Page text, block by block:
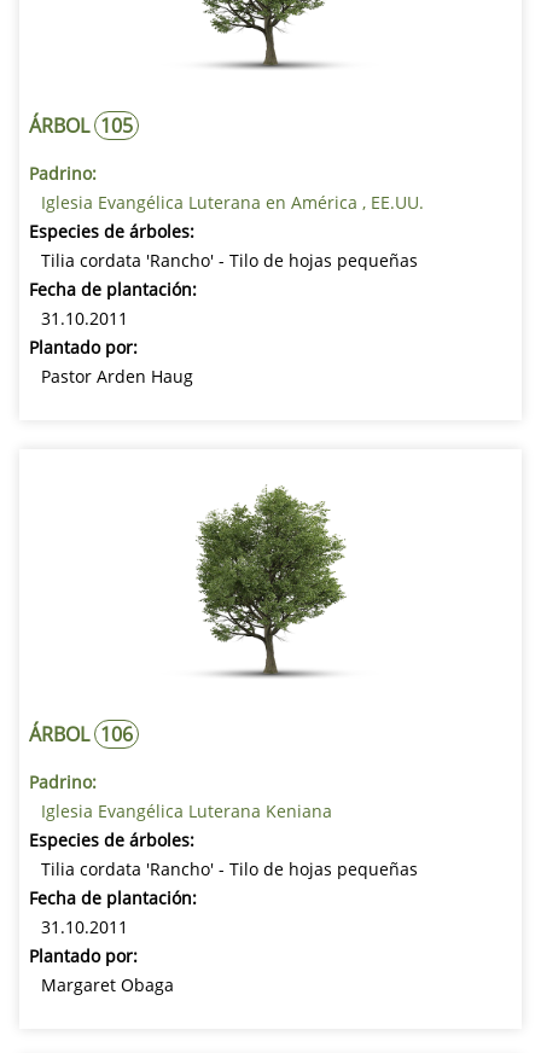
ÁRBOL 105
Padrino:
Iglesia Evangélica Luterana en América , EE.UU.
Especies de árboles:
Tilia cordata 'Rancho' - Tilo de hojas pequeñas
Fecha de plantación:
31.10.2011
Plantado por:
Pastor Arden Haug
ÁRBOL 106
Padrino:
Iglesia Evangélica Luterana Keniana
Especies de árboles:
Tilia cordata 'Rancho' - Tilo de hojas pequeñas
Fecha de plantación:
31.10.2011
Plantado por:
Margaret Obaga